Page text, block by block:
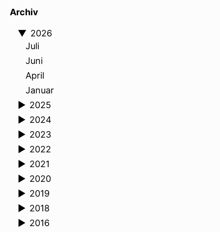
Archiv
▼ 2026
Juli
Juni
April
Januar
► 2025
► 2024
► 2023
► 2022
► 2021
► 2020
► 2019
► 2018
► 2016